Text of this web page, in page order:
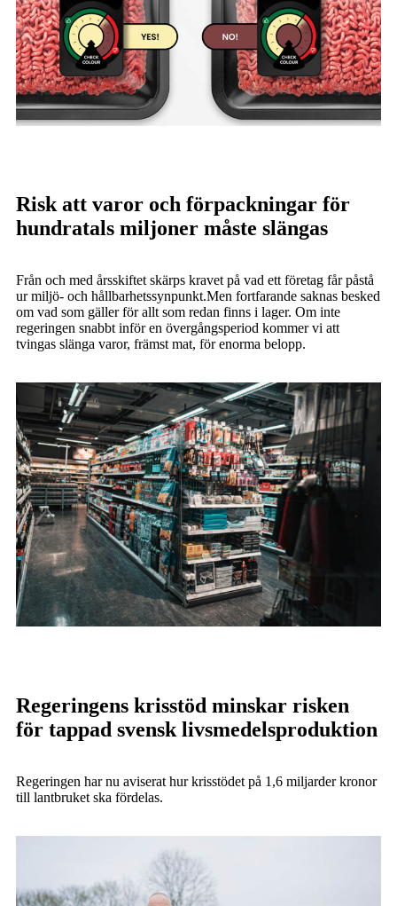
Risk att varor och förpackningar för
hundratals miljoner måste slängas
Från och med årsskiftet skärps kravet på vad ett företag får påstå
ur miljö- och hållbarhetssynpunkt.Men fortfarande saknas besked
om vad som gäller för allt som redan finns i lager. Om inte
regeringen snabbt inför en övergångsperiod kommer vi att
tvingas slänga varor, främst mat, för enorma belopp.
Regeringens krisstöd minskar risken
för tappad svensk livsmedelsproduktion
Regeringen har nu aviserat hur krisstödet på 1,6 miljarder kronor
till lantbruket ska fördelas.